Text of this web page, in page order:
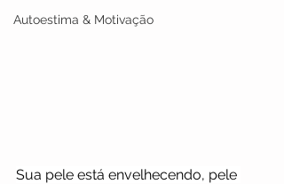
Autoestima & Motivação
Sua pele está envelhecendo, pele